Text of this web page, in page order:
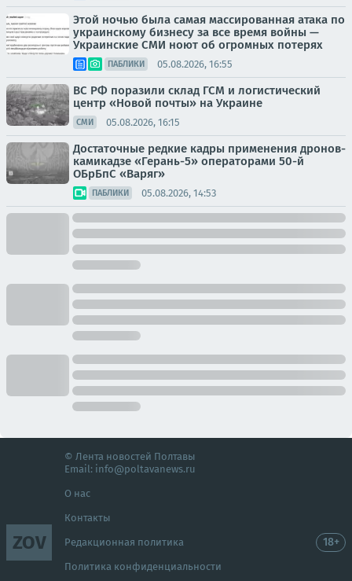
Этой ночью была самая массированная атака по
украинскому бизнесу за все время войны —
Украинские СМИ ноют об огромных потерях
ПАБЛИКИ 05.08.2026, 16:55
ВС РФ поразили склад ГСМ и логистический
центр «Новой почты» на Украине
СМИ 05.08.2026, 16:15
Достаточные редкие кадры применения дронов-
камикадзе «Герань-5» операторами 50-й
ОБрБпС «Варяг»
ПАБЛИКИ 05.08.2026, 14:53
ZOV
© Лента новостей Полтавы
Email: info@poltavanews.ru
О нас
Контакты
Редакционная политика
Политика конфиденциальности
18+